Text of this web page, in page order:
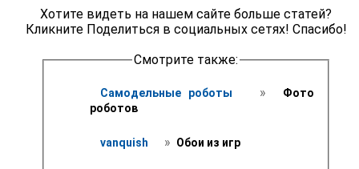
Хотите видеть на нашем сайте больше статей?
Кликните Поделиться в социальных сетях! Спасибо!
Смотрите также:
Самодельные роботы »
Фото
роботов
vanquish » Обои из игр